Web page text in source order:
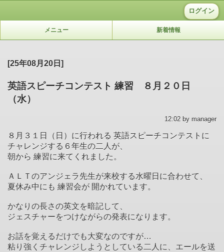
ログイン
メニュー 新着情報
[25年08月20日]
英語スピーチコンテスト 練習 ８月２０日
（水）
12:02 by manager
８月３１日（日）に行われる 英語スピーチコンテストに
チャレンジする６年生の二人が、
朝から 練習に来てくれました。
ＡＬＴのアンジェラ先生が来校する水曜日に合わせて、
夏休み中にも 練習会が 開かれています。
かなりの長さの英文を暗記して、
ジェスチャーをつけながらの発表になります。
お話を覚えるだけでも大変なのですが…
粘り強くチャレンジしようとしている二人に、エールを送